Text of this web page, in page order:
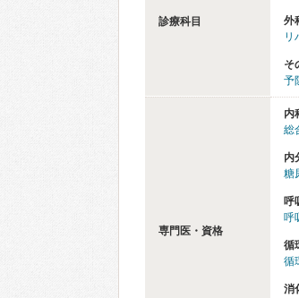
診療科目
外
リ
そ
予
専門医・資格
内
総
内
糖
呼
呼
循
循
消